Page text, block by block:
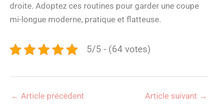
droite. Adoptez ces routines pour garder une coupe
mi-longue moderne, pratique et flatteuse.
5/5 - (64 votes)
← Article précédent Article suivant →